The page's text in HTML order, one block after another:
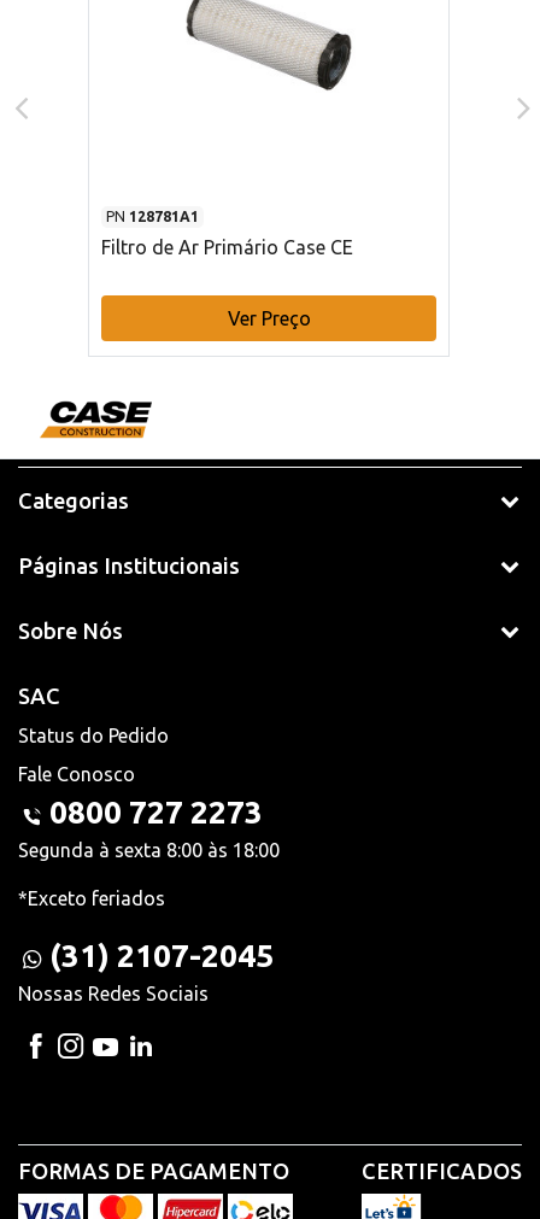
PN 128781A1
Filtro de Ar Primário Case CE
Ver Preço
Categorias
Páginas Institucionais
Sobre Nós
SAC
Status do Pedido
Fale Conosco
0800 727 2273
Segunda à sexta 8:00 às 18:00
*Exceto feriados
(31) 2107-2045
Nossas Redes Sociais
FORMAS DE PAGAMENTO CERTIFICADOS